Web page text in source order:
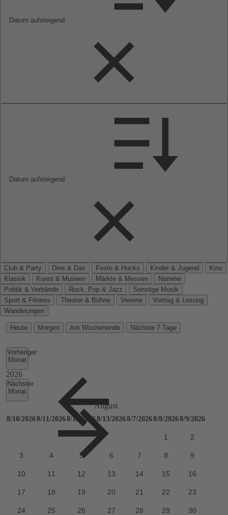
Datum aufsteigend
Datum aufsteigend
Club & Party Dies & Das Feste & Hocks Kinder & Jugend
Kino
Klassik
Kunst & Museen Märkte & Messen
Narretei
Politik & Verbände
Rock, Pop & Jazz
Sonstige Musik
Sport & Fitness
Theater & Bühne Vereine
Vortrag & Lesung
Wanderungen
Heute Morgen Am Wochenende Nächste 7 Tage
Vorheriger
Monat
Nächster
Monat